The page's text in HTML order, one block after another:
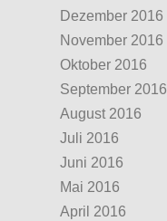
Dezember 2016
November 2016
Oktober 2016
September 2016
August 2016
Juli 2016
Juni 2016
Mai 2016
April 2016